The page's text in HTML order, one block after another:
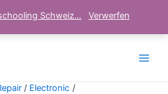
Schweiz... Verwerfen
Electronic